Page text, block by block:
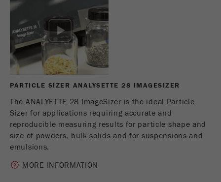
PARTICLE SIZER ANALYSETTE 28 IMAGESIZER
The ANALYETTE 28 ImageSizer is the ideal Particle
Sizer for applications requiring accurate and
reproducible measuring results for particle shape and
size of powders, bulk solids and for suspensions and
emulsions.
MORE INFORMATION